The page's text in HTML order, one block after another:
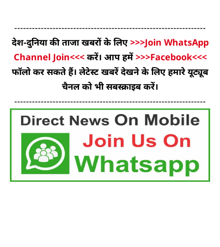
-----------------------------------------------------------------
देश-दुनिया की ताजा खबरों के लिए>>>Join WhatsApp
Channel Join<<< करें। आप हमें>>>Facebook<<<
फॉलो कर सकते हैं। लेटेस्ट खबरें देखने के लिए हमारे यूट्यूब
चैनल को भी सबस्क्राइब करें।
-----------------------------------------------------------------